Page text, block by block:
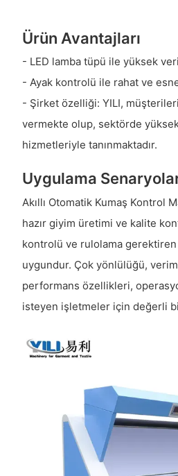
Ürün Avantajları
- LED lamba tüpü ile yüksek
- Ayak kontrolü ile rahat ve
- Şirket özelliği: YILI,
vermekte olup, sektörde
hizmetleriyle tanınmaktadır.
Uygulama
Akıllı Otomatik Kumaş Kontrol
hazır giyim üretimi ve kalite
kontrolü ve rulolama
uygundur. Çok yönlülüğü,
performans özellikleri,
isteyen işletmeler için değerli